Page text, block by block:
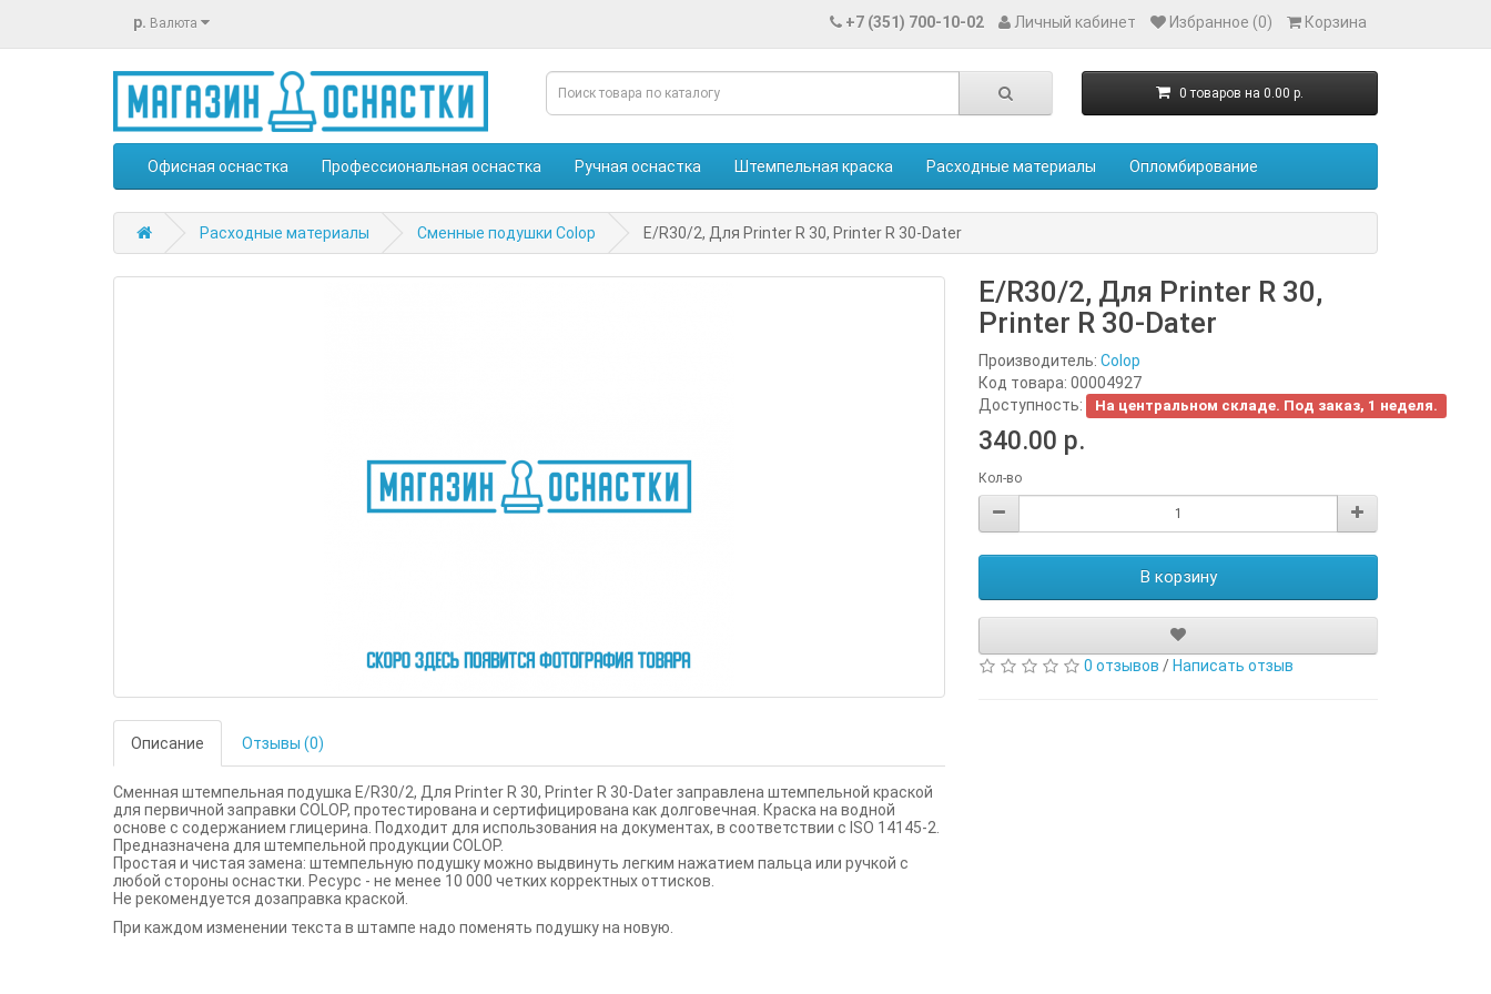
р. Валюта +7 (351) 700-10-02 Личный кабинет Избранное (0) Корзина
0 товаров на 0.00 р.
Офисная оснастка Профессиональная оснастка Ручная оснастка Штемпельная краска Расходные материалы Опломбирование
Расходные материалы Сменные подушки Colop E/R30/2, Для Printer R 30, Printer R 30-Dater
Описание Отзывы (0)
Сменная штемпельная подушка E/R30/2, Для Printer R 30, Printer R 30-Daterзаправлена штемпельной краской
для первичной заправки COLOP, протестирована и сертифицирована как долговечная. Краска на водной
основе с содержанием глицерина. Подходит для использования на документах, в соответствии с ISO 14145-2.
Предназначена для штемпельной продукции COLOP.
Простая и чистая замена: штемпельную подушку можно выдвинуть легким нажатием пальца или ручкой с
любой стороны оснастки. Ресурс - не менее 10 000 четких корректных оттисков.
Не рекомендуется дозаправка краской.
При каждом изменении текста в штампе надо поменять подушку на новую.
E/R30/2, Для Printer R 30,
Printer R 30-Dater
Производитель: Colop
Код товара: 00004927
Доступность:
На центральном складе. Под заказ, 1 неделя.
340.00 р.
Кол-во
В корзину
0 отзывов / Написать отзыв